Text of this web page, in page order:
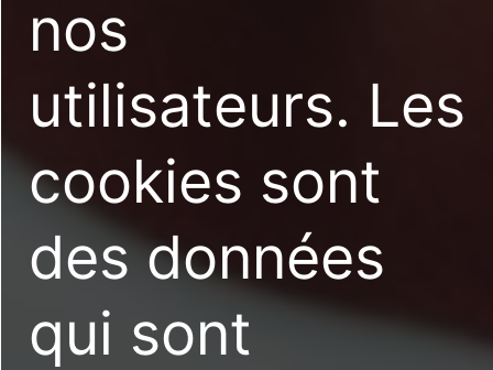
nos
utilisateurs. Les
cookies sont
des données
qui sont